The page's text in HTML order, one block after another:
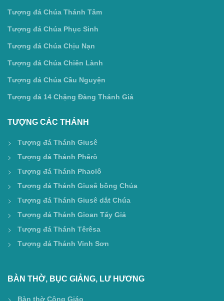
Tượng đá Chúa Thánh Tâm
Tượng đá Chúa Phục Sinh
Tượng đá Chúa Chịu Nạn
Tượng đá Chúa Chiên Lành
Tượng đá Chúa Cầu Nguyện
Tượng đá 14 Chặng Đàng Thánh Giá
TƯỢNG CÁC THÁNH
Tượng đá Thánh Giusê
Tượng đá Thánh Phêrô
Tượng đá Thánh Phaolô
Tượng đá Thánh Giusê bồng Chúa
Tượng đá Thánh Giusê dắt Chúa
Tượng đá Thánh Gioan Tẩy Giả
Tượng đá Thánh Têrêsa
Tượng đá Thánh Vinh Sơn
BÀN THỜ, BỤC GIẢNG, LƯ HƯƠNG
Bàn thờ Công Giáo